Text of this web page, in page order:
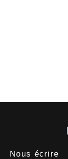
Nous écrire